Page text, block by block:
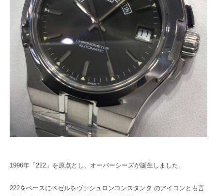
1996年「222」を原点とし、オーバーシーズが誕生しました。
222をベースにベゼルをヴァシュロンコンスタンタ のアイコンとも言